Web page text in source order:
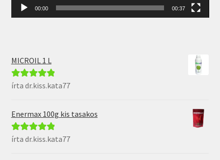
00:00 00:37
MICROIL 1 L
Értékelés:5 /
írta dr.kiss.kata77
Enermax 100g kis tasakos
Értékelés:5 /
írta dr.kiss.kata77